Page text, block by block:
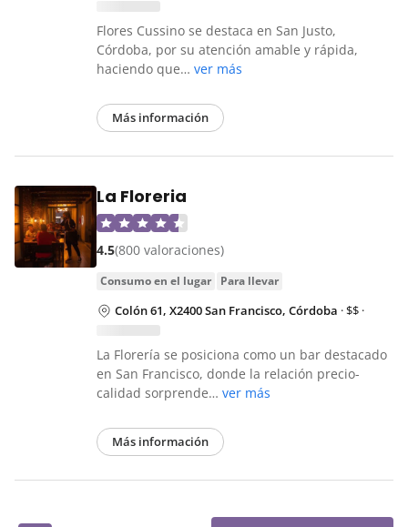
Flores Cussino se destaca en San Justo,
Córdoba, por su atención amable y rápida,
haciendo que… ver más
Más información
La Floreria
4.5(800 valoraciones)
consumo en el lugar para llevar
Colón 61, X2400 San Francisco, Córdoba · $$ ·
La Florería se posiciona como un bar destacado
en San Francisco, donde la relación precio-
calidad sorprende… ver más
Más información